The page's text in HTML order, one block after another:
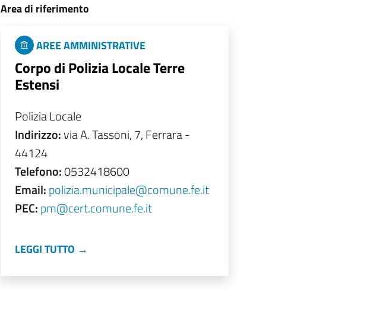
Area di riferimento
AREE AMMINISTRATIVE
Corpo di Polizia Locale Terre
Estensi
Polizia Locale
Indirizzo:via A. Tassoni, 7, Ferrara -
44124
Telefono:0532418600
Email:polizia.municipale@comune.fe.it
PEC:pm@cert.comune.fe.it
LEGGI TUTTO →